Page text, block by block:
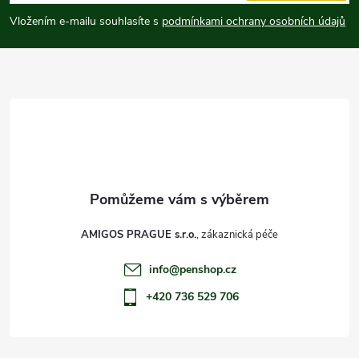
p
a
Vložením e-mailu souhlasíte s podmínkami ochrany osobních údajů
AMIGOS PRAGUE s.r.o.
info@penshop.cz
+420 736 529 706